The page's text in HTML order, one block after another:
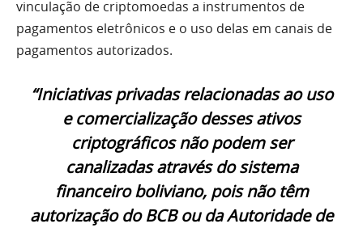
vinculação de criptomoedas a instrumentos de
pagamentos eletrônicos e o uso delas em canais de
pagamentos autorizados.
“Iniciativas privadas relacionadas ao uso
e comercialização desses ativos
criptográficos não podem ser
canalizadas através do sistema
financeiro boliviano, pois não têm
autorização do BCB ou da Autoridade de